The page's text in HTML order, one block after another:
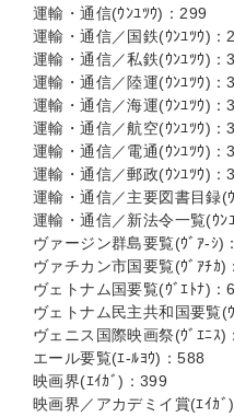
運輸・通信(ｳﾝﾕﾂｳ)：299
運輸・通信／国鉄(ｳﾝﾕﾂｳ)：
運輸・通信／私鉄(ｳﾝﾕﾂｳ)：
運輸・通信／陸運(ｳﾝﾕﾂｳ)：
運輸・通信／海運(ｳﾝﾕﾂｳ)：
運輸・通信／航空(ｳﾝﾕﾂｳ)：
運輸・通信／電通(ｳﾝﾕﾂｳ)：
運輸・通信／郵政(ｳﾝﾕﾂｳ)：
運輸・通信／主要図書目録(
運輸・通信／新法令一覧(ｳﾝ
ヴァージン群島要覧(ｳﾞｱ-ｼ)
ヴァチカン市国要覧(ｳﾞｱﾁｶ)
ヴェトナム国要覧(ｳﾞｴﾄﾅ)：
ヴェトナム民主共和国要覧(
ヴェニス国際映画祭(ｳﾞｴﾆｽ)
エール要覧(ｴ-ﾙﾖｳ)：588
映画界(ｴｲｶﾞ)：399
映画界／アカデミイ賞(ｴｲｶﾞ